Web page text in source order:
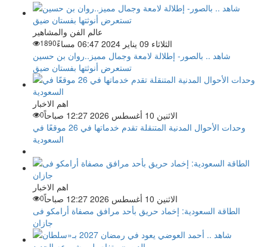
عالم الفن والمشاهير
الثلاثاء 09 يناير 2024 06:47 مساءً
1890
شاهد .. بالصور- إطلالة لامعة وجمال مميز..روان بن حسين
تستعرض أنوثتها بفستان ضيق
اهم الاخبار
الاثنين 10 أغسطس 2026 12:27 صباحاً
0
وحدات الأحوال المدنية المتنقلة تقدم خدماتها في 26 موقعًا في
السعودية
اهم الاخبار
الاثنين 10 أغسطس 2026 12:27 صباحاً
0
الطاقة السعودية: إخماد حريق بأحد مرافق مصفاة أرامكو فى
جازان